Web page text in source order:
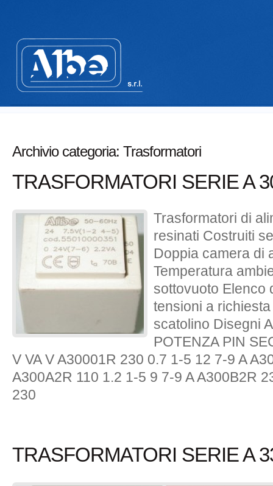
Archivio categoria: Trasformatori
TRASFORMATORI SERIE A
Trasformatori di
resinati Costruiti
Doppia camera di
Temperatura
sottovuoto Elenco
tensioni a
scatolino Disegni
POTENZA PIN
V VA V A30001R 230 0.7 1-5 12 7-9 A
A300A2R 110 1.2 1-5 9 7-9 A A300B2R
230
TRASFORMATORI SERIE A